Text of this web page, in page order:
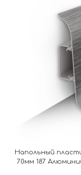
Напольный
70мм 187